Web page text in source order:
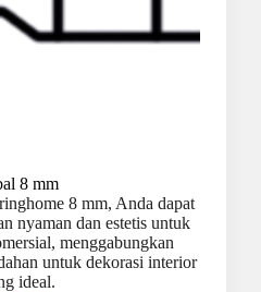
8 mm
8 mm, Anda dapat
nyaman dan estetis untuk
menggabungkan
untuk dekorasi interior
ideal.